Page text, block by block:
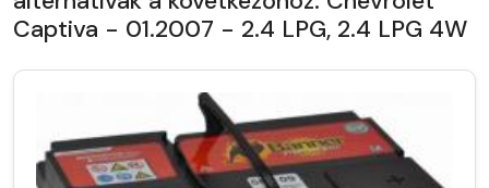
Captiva - 01.2007 - 2.4 LPG, 2.4 LPG 4W